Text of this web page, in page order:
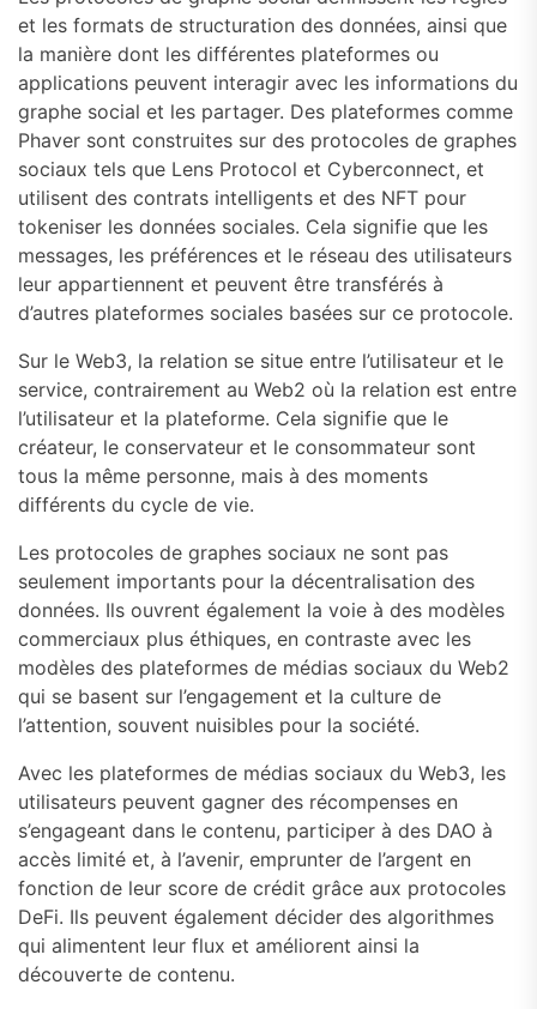
et les formats de structuration des données, ainsi que
la manière dont les différentes plateformes ou
applications peuvent interagir avec les informations du
graphe social et les partager. Des plateformes comme
Phaver sont construites sur des protocoles de graphes
sociaux tels que Lens Protocol et Cyberconnect, et
utilisent des contrats intelligents et des NFT pour
tokeniser les données sociales. Cela signifie que les
messages, les préférences et le réseau des utilisateurs
leur appartiennent et peuvent être transférés à
d’autres plateformes sociales basées sur ce protocole.
Sur le Web3, la relation se situe entre l’utilisateur et le
service, contrairement au Web2 où la relation est entre
l’utilisateur et la plateforme. Cela signifie que le
créateur, le conservateur et le consommateur sont
tous la même personne, mais à des moments
différents du cycle de vie.
Les protocoles de graphes sociaux ne sont pas
seulement importants pour la décentralisation des
données. Ils ouvrent également la voie à des modèles
commerciaux plus éthiques, en contraste avec les
modèles des plateformes de médias sociaux du Web2
qui se basent sur l’engagement et la culture de
l’attention, souvent nuisibles pour la société.
Avec les plateformes de médias sociaux du Web3, les
utilisateurs peuvent gagner des récompenses en
s’engageant dans le contenu, participer à des DAO à
accès limité et, à l’avenir, emprunter de l’argent en
fonction de leur score de crédit grâce aux protocoles
DeFi. Ils peuvent également décider des algorithmes
qui alimentent leur flux et améliorent ainsi la
découverte de contenu.